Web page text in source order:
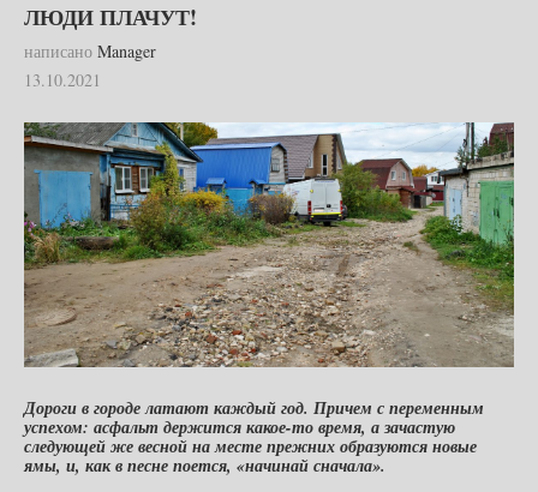
ЛЮДИ ПЛАЧУТ!
написано Manager
13.10.2021
Дороги в городе латают каждый год. Причем с переменным
успехом: асфальт держится какое-то время, а зачастую
следующей же весной на месте прежних образуются новые
ямы, и, как в песне поется, «начинай сначала».